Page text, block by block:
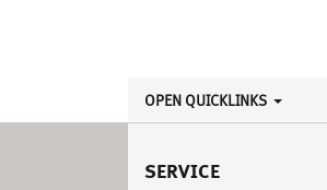
OPEN QUICKLINKS
SERVICE